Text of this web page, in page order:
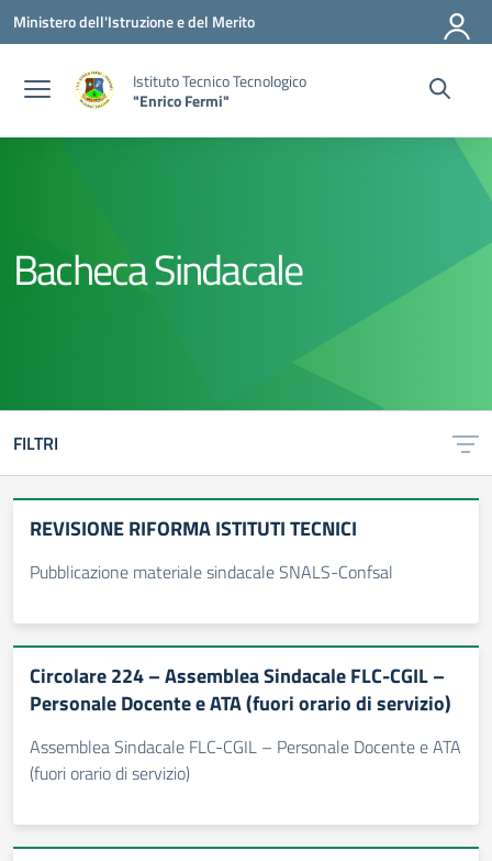
Vai ai contenuti
Vai al menu di navigazione
Vai al footer
Ministero dell'Istruzione e del Merito
Istituto Tecnico Tecnologico
"Enrico Fermi"
Bacheca Sindacale
FILTRI
REVISIONE RIFORMA ISTITUTI TECNICI
Pubblicazione materiale sindacale SNALS-Confsal
Circolare 224 – Assemblea Sindacale FLC-CGIL –
Personale Docente e ATA (fuori orario di servizio)
Assemblea Sindacale FLC-CGIL – Personale Docente e ATA
(fuori orario di servizio)